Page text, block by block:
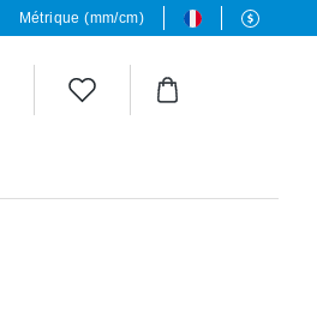
Métrique (mm/cm)